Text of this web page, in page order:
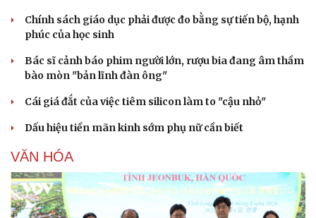
Chính sách giáo dục phải được đo bằng sự tiến bộ, hạnh
phúc của học sinh
Bác sĩ cảnh báo phim người lớn, rượu bia đang âm thầm
bào mòn "bản lĩnh đàn ông"
Cái giá đắt của việc tiêm silicon làm to "cậu nhỏ"
Dấu hiệu tiền mãn kinh sớm phụ nữ cần biết
VĂN HÓA